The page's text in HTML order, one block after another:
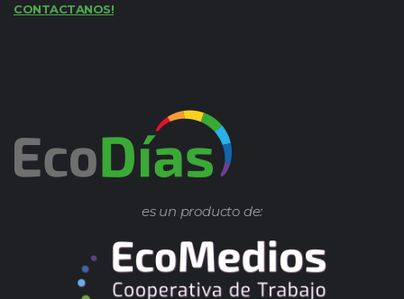
CONTACTANOS!
es un producto de: